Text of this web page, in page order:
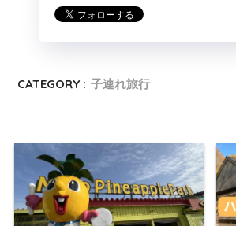
CATEGORY : 子連れ旅行